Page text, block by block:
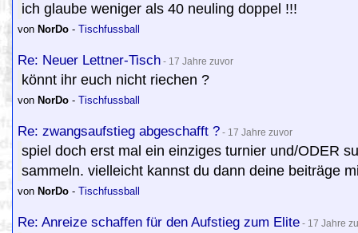
ich glaube weniger als 40 neuling doppel !!!
von NorDo - Tischfussball
Re: Neuer Lettner-Tisch - 17 Jahre zuvor
könnt ihr euch nicht riechen ?
von NorDo - Tischfussball
Re: zwangsaufstieg abgeschafft ? - 17 Jahre zuvor
spiel doch erst mal ein einziges turnier und/ODER
sammeln. vielleicht kannst du dann deine beiträge
von NorDo - Tischfussball
Re: Anreize schaffen für den Aufstieg zum Elite - 17 Jahre